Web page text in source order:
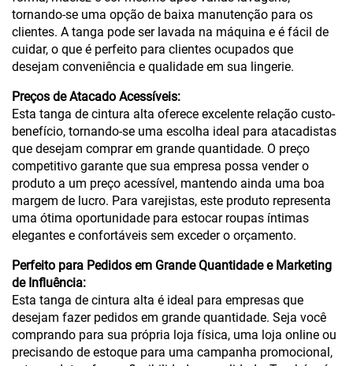
tornando-se uma opção de baixa manutenção para os
clientes. A tanga pode ser lavada na máquina e é fácil de
cuidar, o que é perfeito para clientes ocupados que
desejam conveniência e qualidade em sua lingerie.
Preços de Atacado Acessíveis:
Esta tanga de cintura alta oferece excelente relação custo-
benefício, tornando-se uma escolha ideal para atacadistas
que desejam comprar em grande quantidade. O preço
competitivo garante que sua empresa possa vender o
produto a um preço acessível, mantendo ainda uma boa
margem de lucro. Para varejistas, este produto representa
uma ótima oportunidade para estocar roupas íntimas
elegantes e confortáveis sem exceder o orçamento.
Perfeito para Pedidos em Grande Quantidade e Marketing
de Influência:
Esta tanga de cintura alta é ideal para empresas que
desejam fazer pedidos em grande quantidade. Seja você
comprando para sua própria loja física, uma loja online ou
precisando de estoque para uma campanha promocional,